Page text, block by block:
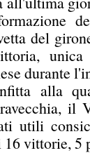
del
durante
alla
utili
vittorie, 5